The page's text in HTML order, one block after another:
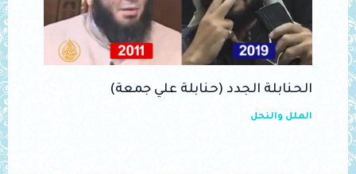
الحنابلة الجدد (حنابلة علي جمعة)
الملل والنحل